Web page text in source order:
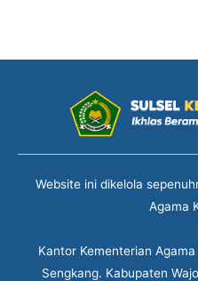
Website ini dikelola
Agama
Kantor Kementerian
Sengkang. Kabupaten